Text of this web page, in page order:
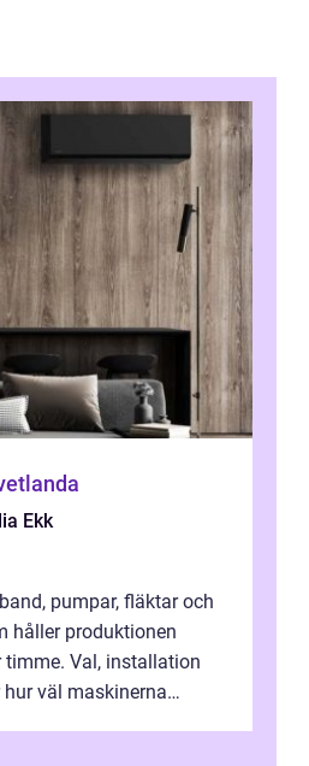
Ekk
pumpar, fläktar och
håller produktionen
Val, installation
väl maskinerna